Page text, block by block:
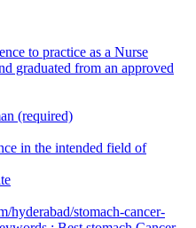
to practice as a Nurse
graduated from an approved
(required)
in the intended field of
hyderabad/stomach-cancer-